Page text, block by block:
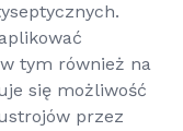
tym również na
się możliwość
przez